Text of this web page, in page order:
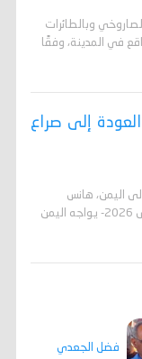
وبالطائرات
في المدينة، وفقًا
العودة إلى صراع
اليمن، هانس
غروندبرغ، بشأن الوضع في اليمن عمّان، 7 آبأغسطس 2026- يواجه اليمن
فضل الجعدي